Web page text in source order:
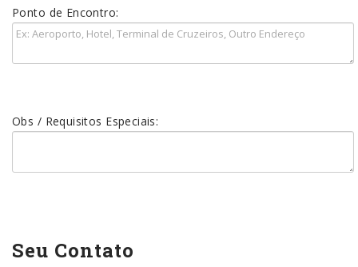
Ponto de Encontro:
Obs / Requisitos Especiais:
Seu Contato